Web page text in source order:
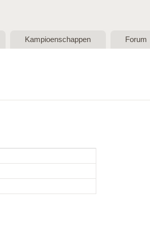
Kampioenschappen Forum